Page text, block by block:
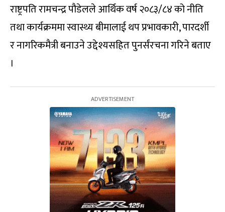
राष्ट्रपति रामचन्द्र पौडेलले आर्थिक वर्ष २०८३/८४ को नीति
तथा कार्यक्रममा स्वास्थ्य बीमालाई थप प्रभावकारी, पारदर्शी
र नागरिकमैत्री बनाउने उद्देश्यसहित पुनर्संरचना गरिने बताए
।